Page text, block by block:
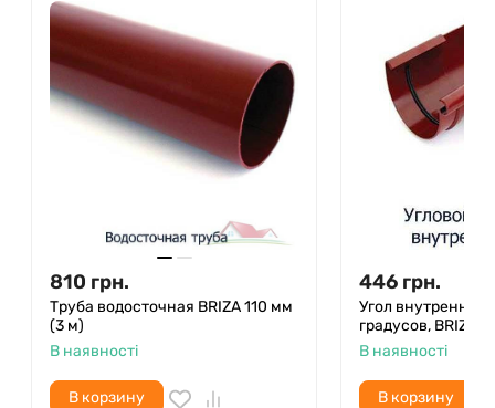
810 грн.
Труба водосточная BRIZA 110 мм
(3 м)
В наявності
В корзину
446 грн.
Угол
градусов, BRIZA
В наявності
В корзину